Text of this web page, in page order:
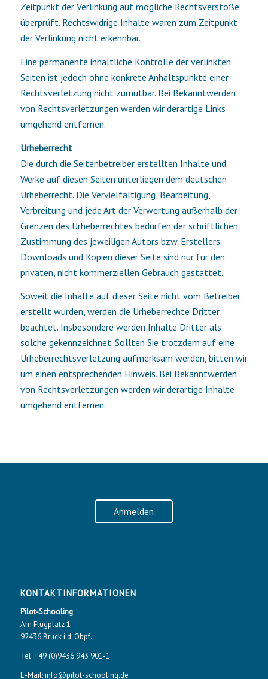
Zeitpunkt der Verlinkung auf mögliche Rechtsverstöße
überprüft. Rechtswidrige Inhalte waren zum Zeitpunkt
der Verlinkung nicht erkennbar.
Eine permanente inhaltliche Kontrolle der verlinkten
Seiten ist jedoch ohne konkrete Anhaltspunkte einer
Rechtsverletzung nicht zumutbar. Bei Bekanntwerden
von Rechtsverletzungen werden wir derartige Links
umgehend entfernen.
Urheberrecht
Die durch die Seitenbetreiber erstellten Inhalte und
Werke auf diesen Seiten unterliegen dem deutschen
Urheberrecht. Die Vervielfältigung, Bearbeitung,
Verbreitung und jede Art der Verwertung außerhalb der
Grenzen des Urheberrechtes bedürfen der schriftlichen
Zustimmung des jeweiligen Autors bzw. Erstellers.
Downloads und Kopien dieser Seite sind nur für den
privaten, nicht kommerziellen Gebrauch gestattet.
Soweit die Inhalte auf dieser Seite nicht vom Betreiber
erstellt wurden, werden die Urheberrechte Dritter
beachtet. Insbesondere werden Inhalte Dritter als
solche gekennzeichnet. Sollten Sie trotzdem auf eine
Urheberrechtsverletzung aufmerksam werden, bitten wir
um einen entsprechenden Hinweis. Bei Bekanntwerden
von Rechtsverletzungen werden wir derartige Inhalte
umgehend entfernen.
Anmelden
KONTAKTINFORMATIONEN
Pilot-Schooling
Am Flugplatz 1
92436 Bruck i.d. Obpf.
Tel: +49 (0)9436 943 901-1
E-Mail: info@pilot-schooling.de